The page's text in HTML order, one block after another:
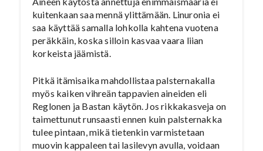
kuitenkaan saa mennä ylittämään. Linuronia ei
saa käyttää samalla lohkolla kahtena vuotena
peräkkäin, koska silloin kasvaa vaara liian
korkeista jäämistä.
Pitkä itämisaika mahdollistaa palsternakalla
myös kaiken vihreän tappavien aineiden eli
Reglonen ja Bastan käytön. Jos rikkakasveja on
taimettunut runsaasti ennen kuin palsternakka
tulee pintaan, mikä tietenkin varmistetaan
muovin kappaleen tai lasilevyn avulla, voidaan